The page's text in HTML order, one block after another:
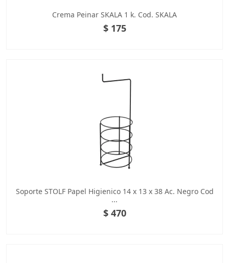
Crema Peinar SKALA 1 k. Cod. SKALA
$ 175
Soporte STOLF Papel Higienico 14 x 13 x 38 Ac. Negro Cod
...
$ 470